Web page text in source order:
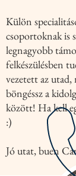
Külön
csoportoknak is
legnagyobb
felkészülésben
vezetett az utad,
böngéssz a
között! Ha kell
:)
Jó utat, buen